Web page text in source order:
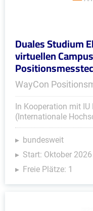
Duales Studium
virtuellen
WayCon
In Kooperation mit
(Internationale
bundesweit
Start: Oktober 2026
Freie Plätze: 1